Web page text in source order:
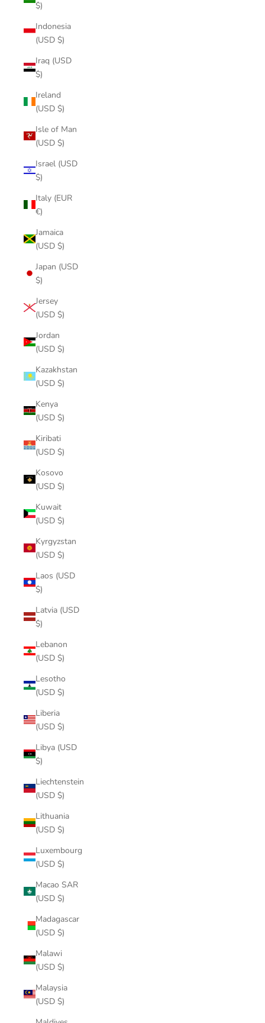
$)
Indonesia
(USD $)
Iraq (USD
$)
Ireland
(USD $)
Isle of Man
(USD $)
Israel (USD
$)
Italy (EUR
€)
Jamaica
(USD $)
Japan (USD
$)
Jersey
(USD $)
Jordan
(USD $)
Kazakhstan
(USD $)
Kenya
(USD $)
Kiribati
(USD $)
Kosovo
(USD $)
Kuwait
(USD $)
Kyrgyzstan
(USD $)
Laos (USD
$)
Latvia (USD
$)
Lebanon
(USD $)
Lesotho
(USD $)
Liberia
(USD $)
Libya (USD
$)
Liechtenstein
(USD $)
Lithuania
(USD $)
Luxembourg
(USD $)
Macao SAR
(USD $)
Madagascar
(USD $)
Malawi
(USD $)
Malaysia
(USD $)